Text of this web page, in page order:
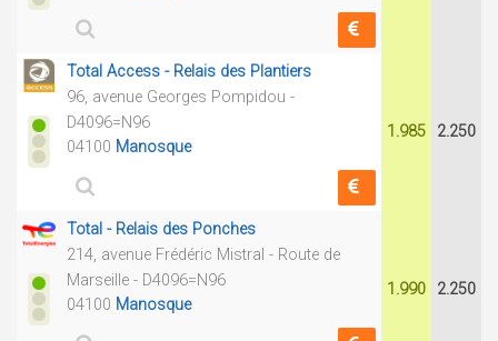
Total Access - Relais des Plantiers
96, avenue Georges Pompidou -
D4096=N96
04100 Manosque
1.985 2.250
Total - Relais des Ponches
214, avenue Frédéric Mistral - Route de
Marseille - D4096=N96
04100 Manosque
1.990 2.250